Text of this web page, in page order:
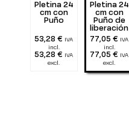
Pletina 24
cm con
Puño
53,28 €
IVA
incl.
53,28 €
IVA
excl.
Pletina 24
cm con
Puño de
liberación
rápida
77,05 €
IVA
incl.
77,05 €
IVA
excl.